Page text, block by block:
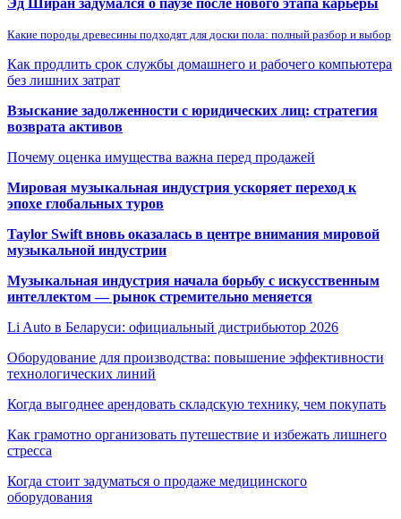
Эд Ширан задумался о паузе после нового этапа карьеры
Какие породы древесины подходят для доски пола: полный разбор и выбор
Как продлить срок службы домашнего и рабочего компьютера
без лишних затрат
Взыскание задолженности с юридических лиц: стратегия
возврата активов
Почему оценка имущества важна перед продажей
Мировая музыкальная индустрия ускоряет переход к
эпохе глобальных туров
Taylor Swift вновь оказалась в центре внимания мировой
музыкальной индустрии
Музыкальная индустрия начала борьбу с искусственным
интеллектом — рынок стремительно меняется
Li Auto в Беларуси: официальный дистрибьютор 2026
Оборудование для производства: повышение эффективности
технологических линий
Когда выгоднее арендовать складскую технику, чем покупать
Как грамотно организовать путешествие и избежать лишнего
стресса
Когда стоит задуматься о продаже медицинского
оборудования